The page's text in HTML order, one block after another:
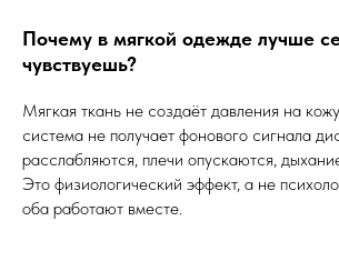
Почему в мягкой одежде лучше
чувствуешь?
Мягкая ткань не создаёт давления на
система не получает фонового сигнала
расслабляются, плечи опускаются,
Это физиологический эффект, а не
оба работают вместе.